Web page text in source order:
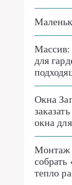
Массив:
для
Окна
окна
Монтаж
собрать
тепло